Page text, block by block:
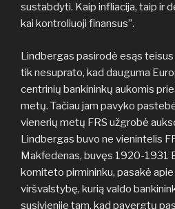
sustabdyti. Kaip infliacija, taip ir
kai kontroliuoji finansus”.
Lindbergas pasirodė esąs
tik nesuprato, kad dauguma
centrinių bankininkų aukomis
metų. Tačiau jam pavyko
vienerių metų FRS užgrobė
Lindbergas buvo ne vienintelis
Makfedenas, buvęs 1920-1931
komiteto pirmininku, pasakė apie
viršvalstybę, kurią valdo
susivieniję tam, kad pavergtų